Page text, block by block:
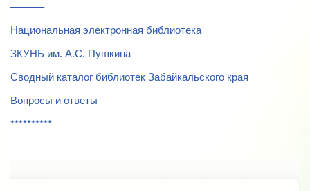
———-
Национальная электронная библиотека
ЗКУНБ им. А.С. Пушкина
Сводный каталог библиотек Забайкальского края
Вопросы и ответы
**********